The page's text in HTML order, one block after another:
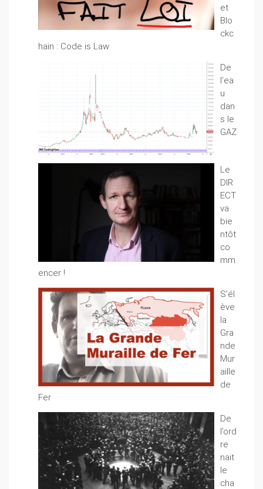
et
Blo
ckc
hain : Code is Law
De
l’ea
u
dan
s le
GAZ
Le
DIR
ECT
va
bie
ntôt
co
mm
encer !
S’él
ève
la
Gra
nde
Mur
aille
de
Fer
De
l’ord
re
nait
le
cha